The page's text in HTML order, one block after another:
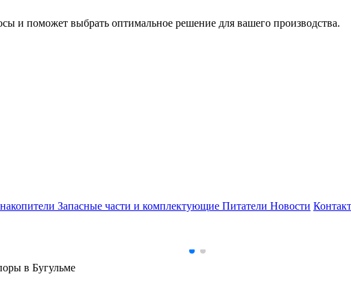
и поможет выбрать оптимальное решение для вашего производства.
Запасные части и комплектующие Питатели Новости
в Бугульме